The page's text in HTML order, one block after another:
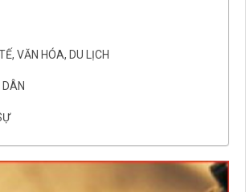
VĂN HÓA, DU LỊCH